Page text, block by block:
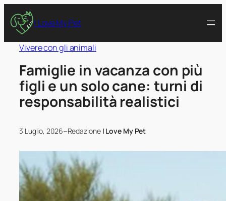
I Love My Pet
Vivere con gli animali
Famiglie in vacanza con più
figli e un solo cane: turni di
responsabilità realistici
3 Luglio, 2026–Redazione I Love My Pet